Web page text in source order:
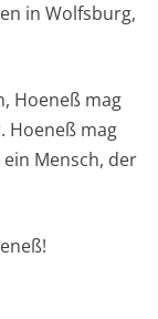
in Wolfsburg,
Hoeneß mag
Hoeneß mag
Mensch, der